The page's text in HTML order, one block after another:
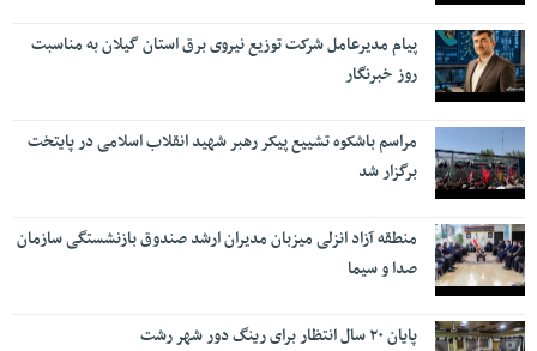
پیام مدیرعامل شرکت توزیع نیروی برق استان گیلان به مناسبت
روز خبرنگار ‌
مراسم باشکوه تشییع پیکر رهبر شهید انقلاب اسلامی در پایتخت
برگزار شد
منطقه آزاد انزلی میزبان مدیران ارشد صندوق بازنشستگی سازمان
صدا و سیما
پایان ۲۰ سال انتظار برای رینگ دور شهر رشت